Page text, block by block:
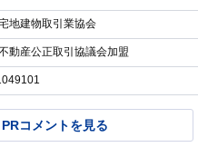
地建物取引業協会
動産公正取引協議会加盟
PRコメントを見る